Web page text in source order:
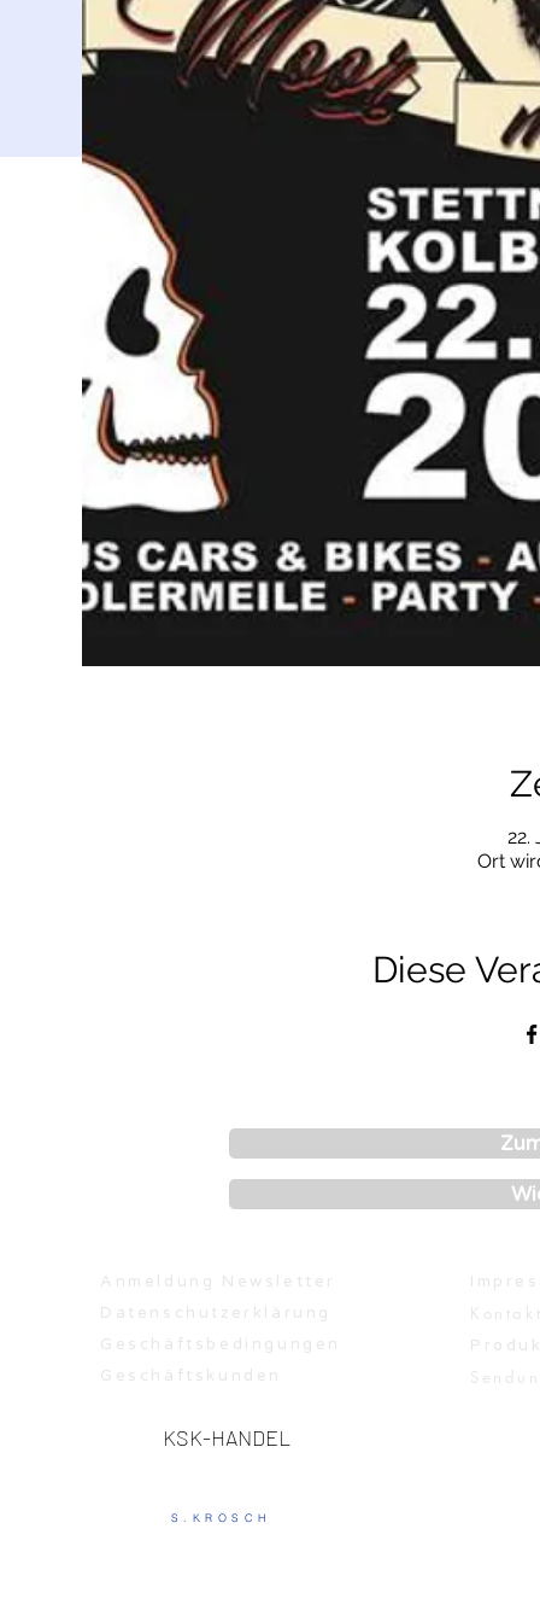
22.
Ort
Diese
Anmeldung Newsletter
Datenschutzerklärung
Geschäftsbedingungen
Geschäftskunden
KSK-HANDEL
S.KROSCH